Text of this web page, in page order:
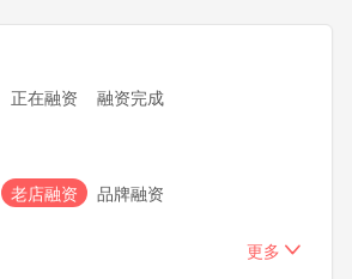
正在融资 融资完成
老店融资 品牌融资
更多